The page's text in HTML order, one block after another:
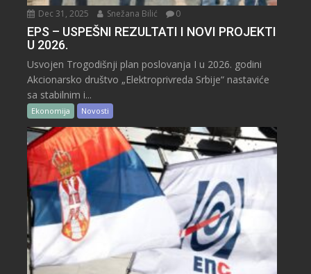
Dec 31, 2025 Snežana Bilić 0
EPS – USPEŠNI REZULTATI I NOVI PROJEKTI
U 2026.
Usvojen Trogodišnji plan poslovanja I u 2026. godini
Akcionarsko društvo „Elektroprivreda Srbije“ nastaviće
sa stabilnim i...
Ekonomija Novosti